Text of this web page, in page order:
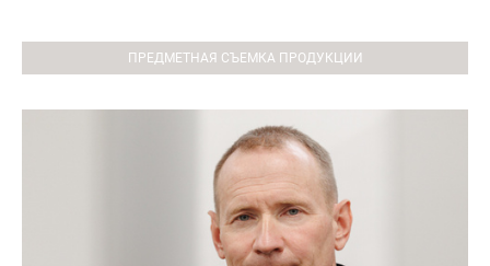
ПРЕДМЕТНАЯ СЪЕМКА ПРОДУКЦИИ